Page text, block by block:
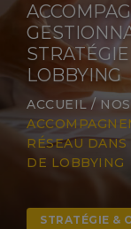
LOBBYING
ACCUEIL/
RÉSEAU
DE LOBBYING
STRATÉGIE &